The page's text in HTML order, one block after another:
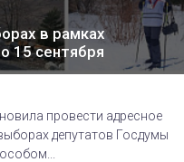
в рамках
15 сентября
провести адресное
депутатов Госдумы